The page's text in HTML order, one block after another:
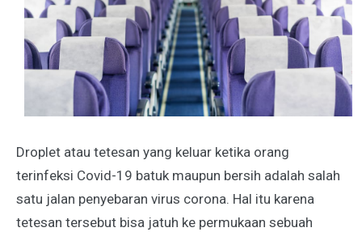
Droplet atau tetesan yang keluar ketika orang
terinfeksi Covid-19 batuk maupun bersih adalah salah
satu jalan penyebaran virus corona. Hal itu karena
tetesan tersebut bisa jatuh ke permukaan sebuah